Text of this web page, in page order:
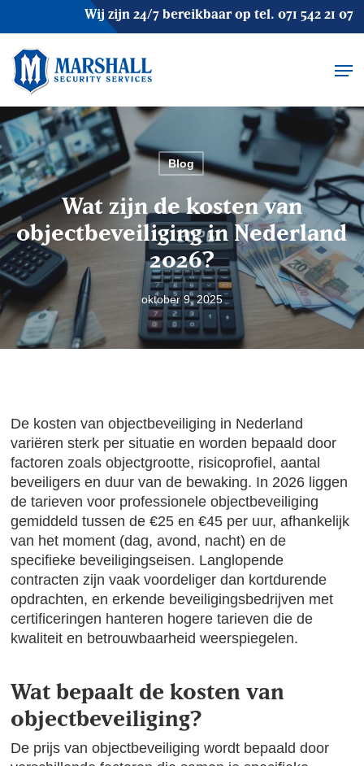
main
content
Wij zijn 24/7 bereikbaar op tel. 071 542 21 07
Blog
Wat zijn de kosten van
objectbeveiliging in Nederland
2026?
oktober 9, 2025
De kosten van objectbeveiliging in Nederland
variëren sterk per situatie en worden bepaald door
factoren zoals objectgrootte, risicoprofiel, aantal
beveiligers en duur van de bewaking. In 2026 liggen
de tarieven voor professionele objectbeveiliging
gemiddeld tussen de €25 en €45 per uur, afhankelijk
van het moment (dag, avond, nacht) en de
specifieke beveiligingseisen. Langlopende
contracten zijn vaak voordeliger dan kortdurende
opdrachten, en erkende beveiligingsbedrijven met
certificeringen hanteren hogere tarieven die de
kwaliteit en betrouwbaarheid weerspiegelen.
Wat bepaalt de kosten van
objectbeveiliging?
De prijs van objectbeveiliging wordt bepaald door